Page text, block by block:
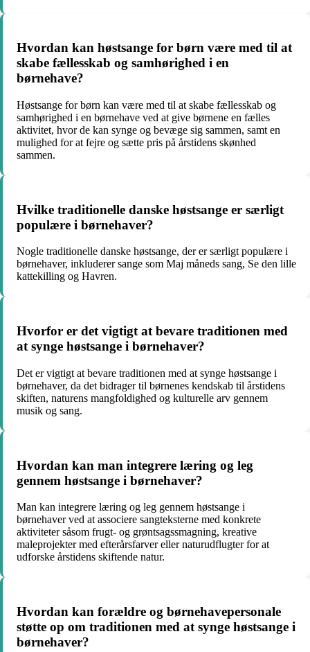
Hvordan kan høstsange for børn være med til at
skabe fællesskab og samhørighed i en
børnehave?
Høstsange for børn kan være med til at skabe fællesskab og
samhørighed i en børnehave ved at give børnene en fælles
aktivitet, hvor de kan synge og bevæge sig sammen, samt en
mulighed for at fejre og sætte pris på årstidens skønhed
sammen.
Hvilke traditionelle danske høstsange er særligt
populære i børnehaver?
Nogle traditionelle danske høstsange, der er særligt populære i
børnehaver, inkluderer sange som Maj måneds sang, Se den lille
kattekilling og Havren.
Hvorfor er det vigtigt at bevare traditionen med
at synge høstsange i børnehaver?
Det er vigtigt at bevare traditionen med at synge høstsange i
børnehaver, da det bidrager til børnenes kendskab til årstidens
skiften, naturens mangfoldighed og kulturelle arv gennem
musik og sang.
Hvordan kan man integrere læring og leg
gennem høstsange i børnehaver?
Man kan integrere læring og leg gennem høstsange i
børnehaver ved at associere sangteksterne med konkrete
aktiviteter såsom frugt- og grøntsagssmagning, kreative
maleprojekter med efterårsfarver eller naturudflugter for at
udforske årstidens skiftende natur.
Hvordan kan forældre og børnehavepersonale
støtte op om traditionen med at synge høstsange i
børnehaver?